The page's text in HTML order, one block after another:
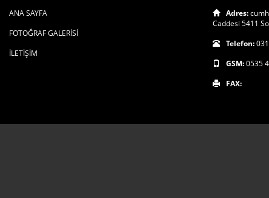
ANA SAYFA
FOTOĞRAF GALERİSİ
İLETİŞİM
Adres:
Caddesi 5411
Telefon:
GSM:0535
FAX: